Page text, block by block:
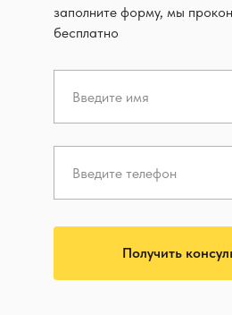
заполните форму, мы
бесплатно
Получить